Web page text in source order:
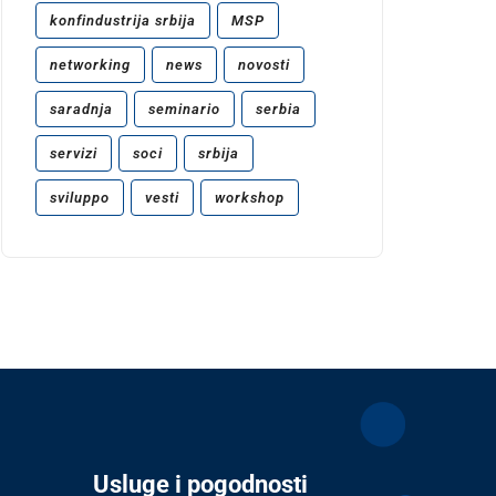
konfindustrija srbija MSP
networking news novosti
saradnja seminario serbia
servizi soci srbija
sviluppo vesti workshop
Usluge i pogodnosti